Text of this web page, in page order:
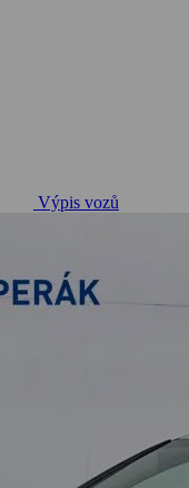
Výpis vozů